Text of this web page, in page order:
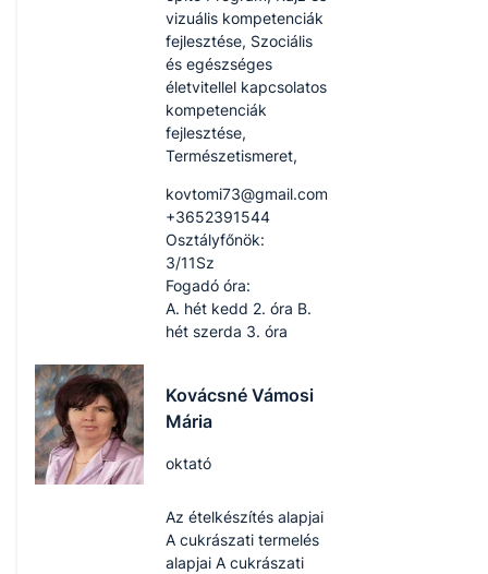
vizuális kompetenciák
fejlesztése, Szociális
és egészséges
életvitellel kapcsolatos
kompetenciák
fejlesztése,
Természetismeret,
kovtomi73​@gmail.com
+3652391544
Osztályfőnök:
3/11Sz
Fogadó óra:
A. hét kedd 2. óra B.
hét szerda 3. óra
Kovácsné Vámosi
Mária
oktató
Az ételkészítés alapjai
A cukrászati termelés
alapjai A cukrászati